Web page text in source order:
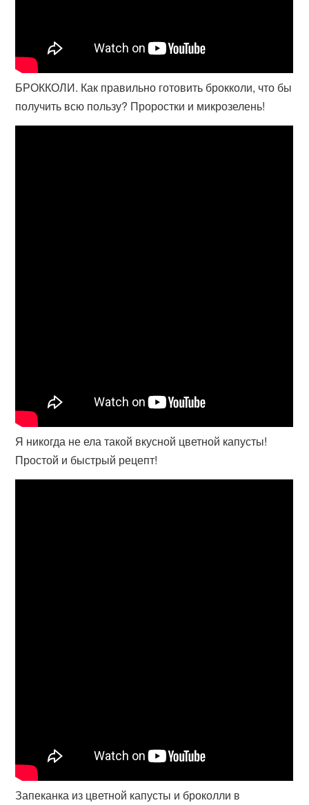
БРОККОЛИ. Как правильно готовить брокколи, что бы
получить всю пользу? Проростки и микрозелень!
Я никогда не ела такой вкусной цветной капусты!
Простой и быстрый рецепт!
Запеканка из цветной капусты и броколли в